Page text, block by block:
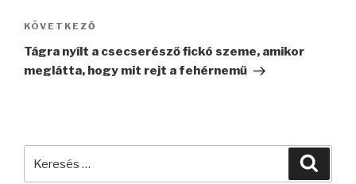
Következő
bejegyzés
KÖVETKEZŐ
Tágra nyílt a csecserésző fickó szeme, amikor
meglátta, hogy mit rejt a fehérnemű